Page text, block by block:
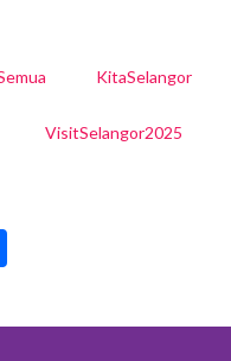
KitaSelangor
VisitSelangor2025